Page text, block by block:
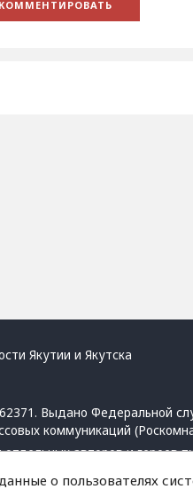
Якутии и Якутска
Выдано Федеральной
коммуникаций
авторов и героев
ссылка на сайт.
о пользователях